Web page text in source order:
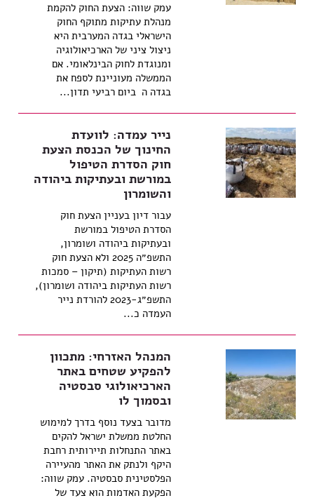
עמק שווה: הצעת החוק להקמת
מנהלת עתיקות מתוקף החוק
הישראלי בגדה המערבית היא
ניצול ציני של הארכיאולוגיה
ומנוגדת לחוק הבינלאומי. אם
הממשלה מעוניינת לספח את
בגדה ה ביום רביעי תדון...
נייר עמדה: לוועדת
החינוך של הכנסת הצעת
חוק הסדרת הטיפול
במורשת ובעתיקות ביהודה
והשומרון
עבור דיון בעניין הצעת חוק
הסדרת הטיפול במורשת
ובעתיקות ביהודה ושומרון,
התשפ״ה 2025 ולא הצעת חוק
רשות העתיקות (תיקון – סמכות
רשות העתיקות ביהודה ושומרון),
התשפ״ג-2023 להורדת נייר
העמדה כ...
המנהל האזרחי: מתכוון
להפקיע שטחים באתר
הארכיאולוגי סבסטיה
ובסמוך לו
מדובר בצעד נוסף בדרך למימוש
החלטת ממשלת ישראל להקים
באתר התנחלות תיירותית רחבת
היקף ולנתק את האתר מהעיירה
הפלסטינית סבסטיה. עמק שווה:
הפקעת האדמות הוא צעד של